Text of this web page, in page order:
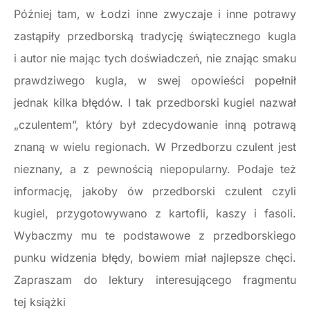
Później tam, w Łodzi inne zwyczaje i inne potrawy
zastąpiły przedborską tradycję świątecznego kugla
i autor nie mając tych doświadczeń, nie znając smaku
prawdziwego kugla, w swej opowieści popełnił
jednak kilka błędów. I tak przedborski kugiel nazwał
„czulentem”, który był zdecydowanie inną potrawą
znaną w wielu regionach. W Przedborzu czulent jest
nieznany, a z pewnością niepopularny. Podaje też
informację, jakoby ów przedborski czulent czyli
kugiel, przygotowywano z kartofli, kaszy i fasoli.
Wybaczmy mu te podstawowe z przedborskiego
punku widzenia błędy, bowiem miał najlepsze chęci.
Zapraszam do lektury interesującego fragmentu
tej książki